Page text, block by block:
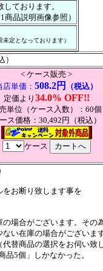
ております。
品説明画像参照）
未定となっております）
< ケース販売 >
店単価： 508.2円
（税込）
定価より 34.0% OFF!!
単位（ケース入数）：60個
ス価格：30,492円（税込）
ケース
お断り致します事を
場合がございます。その
い在庫の場合がございます
替商品の選択をお伺い致し
5個」しかなかった。